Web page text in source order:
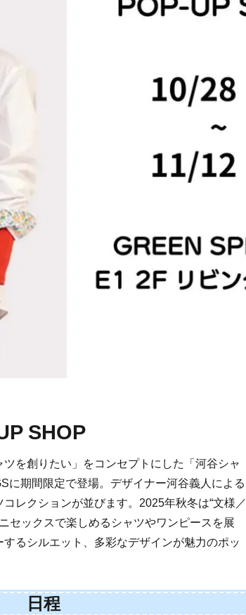
SHOP
ツを創りたい」をコンセプトにした「河谷シャ
に期間限定で登場。デザイナー河谷義人による
レクションが並びます。2025年秋冬は“文様／
セックスで楽しめるシャツやワンピースを展
るシルエット、多彩なデザインが魅力のポッ
日程